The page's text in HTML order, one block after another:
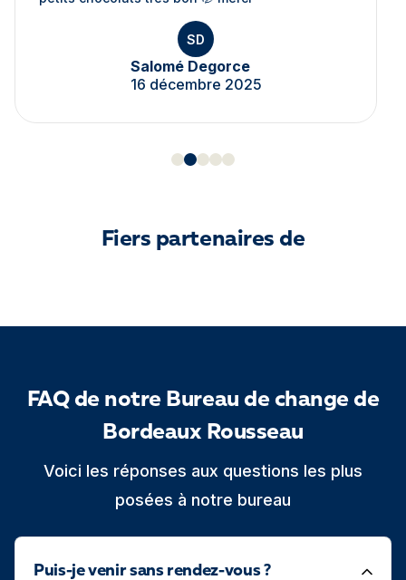
SD
Salomé Degorce
16 décembre 2025
Fiers partenaires de
FAQ de notre Bureau de change de
Bordeaux Rousseau
Voici les réponses aux questions les plus
posées à notre bureau
Puis-je venir sans rendez-vous ?